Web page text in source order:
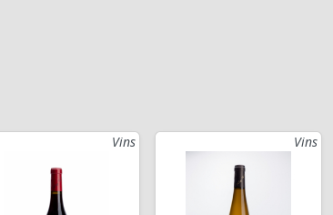
Vins Vins